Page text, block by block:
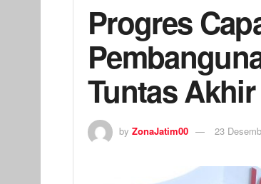
Progres
Tuntas Akhir
by ZonaJatim00 23